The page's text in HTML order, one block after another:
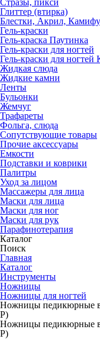
Стразы, пикси
Глиттер (втирка)
Блестки, Акрил,
Гель-краски
Гель-краска Паутинка
Гель-краски для ногтей
Гель-краски для ногтей
Жидкая слюда
Жидкие камни
Ленты
Бульонки
Жемчуг
Трафареты
Фольга, слюда
Сопутствующие товары
Прочие аксессуары
Емкости
Подставки и коврики
Палитры
Уход за лицом
Массажеры для лица
Маски для лица
Маски для ног
Маски для рук
Парафино­терапия
Каталог
Поиск
Главная
Каталог
Инструменты
Ножницы
Ножницы для ногтей
Ножницы педикюрные
Р)
Ножницы педикюрные
Р)